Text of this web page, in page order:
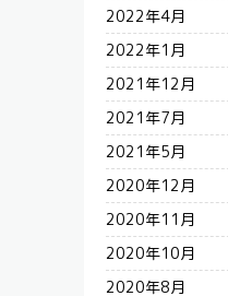
2022年4月
2022年1月
2021年12月
2021年7月
2021年5月
2020年12月
2020年11月
2020年10月
2020年8月